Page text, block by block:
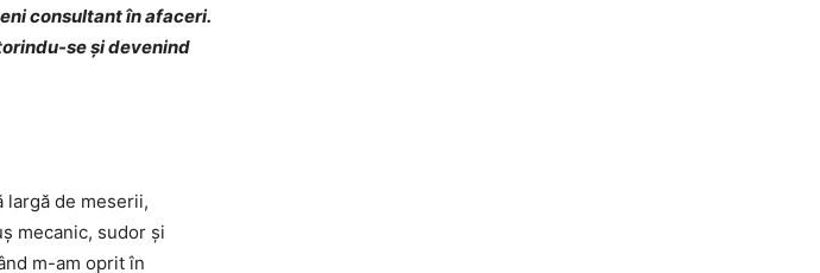
consultant în afaceri.
se și devenind
largă de meserii,
mecanic, sudor și
m-am oprit în